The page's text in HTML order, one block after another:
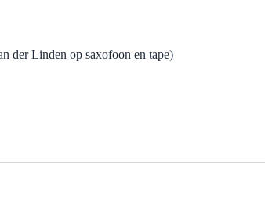
der Linden op saxofoon en tape)